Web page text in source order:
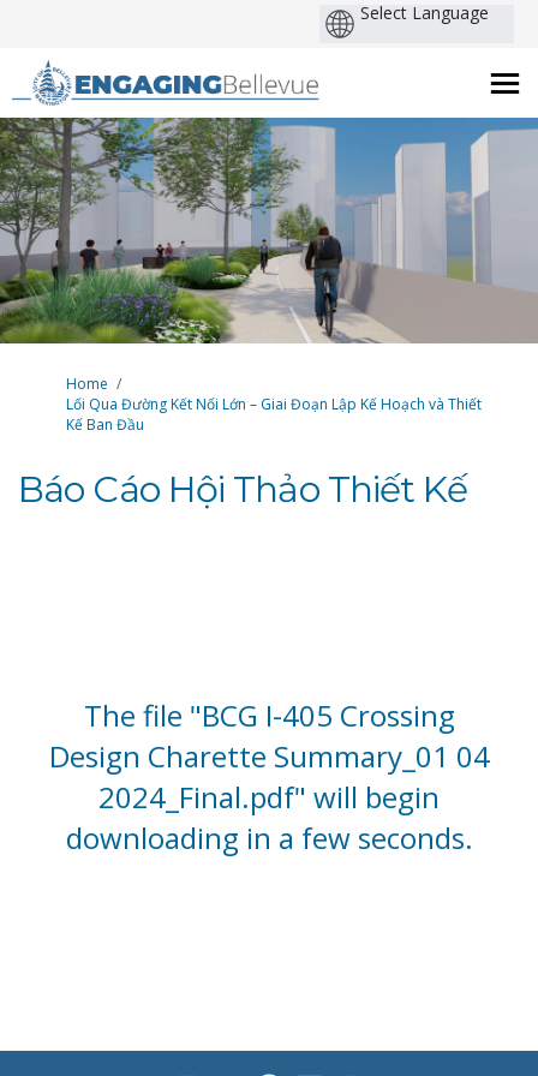
You are here:
Home
Lối Qua Đường Kết Nối Lớn – Giai Đoạn Lập Kế Hoạch và Thiết
Kế Ban Đầu
Báo Cáo Hội Thảo Thiết Kế
The file "BCG I-405 Crossing
Design Charette Summary_01 04
2024_Final.pdf" will begin
downloading in a few seconds.